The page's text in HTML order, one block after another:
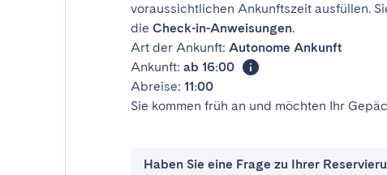
voraussichtlichen Ankunftszeit ausfüllen.
die Check-in-Anweisungen.
Art der Ankunft: Autonome Ankunft
Ankunft: ab 16:00
Abreise: 11:00
Sie kommen früh an und möchten Ihr
Haben Sie eine Frage zu Ihrer